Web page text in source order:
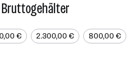
€ 2.300,00 € 800,00 €